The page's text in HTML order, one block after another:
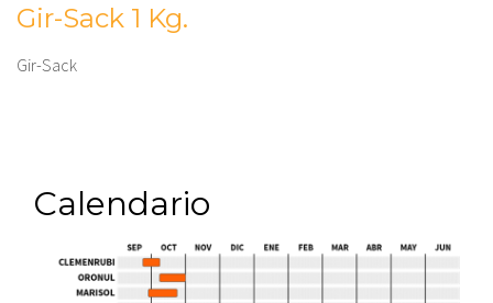
Gir-Sack 1 Kg.
Gir-Sack
Calendario